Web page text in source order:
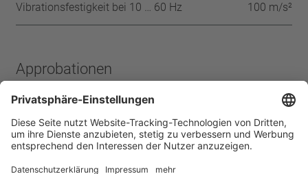
Vibrationsfestigkeit bei 10 … 60 Hz 100 m/s²
Approbationen
VDE IEC ENEC UL-180
Startseite Produkte Schutz-Temperatur-